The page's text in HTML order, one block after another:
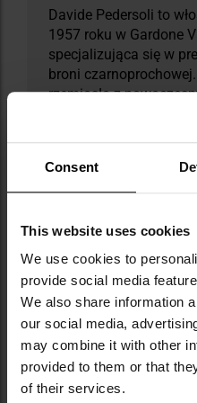
Consent
This website uses cookies
We use cookies to
provide social media
We also share information
our social media,
may combine it with other
provided to them or that
of their services.
Davide Pedersoli to
1957 roku w Gardone
specjalizująca się w
broni
rzemiosło z
wojna secesyjna,
Dzikiego Zachodu. W
karabiny Kentucky i
Sharps używany
Dzięki dbałości o
uznanie
strzelców sportowych
DANE